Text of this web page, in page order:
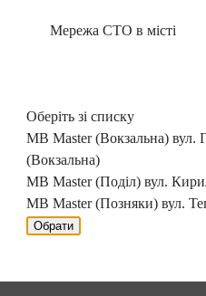
Мережа СТО в місті
Оберіть зі списку
MB Master (Вокзальна) вул.
(Вокзальна)
MB Master (Поділ) вул.
MB Master (Позняки) вул.
Обрати